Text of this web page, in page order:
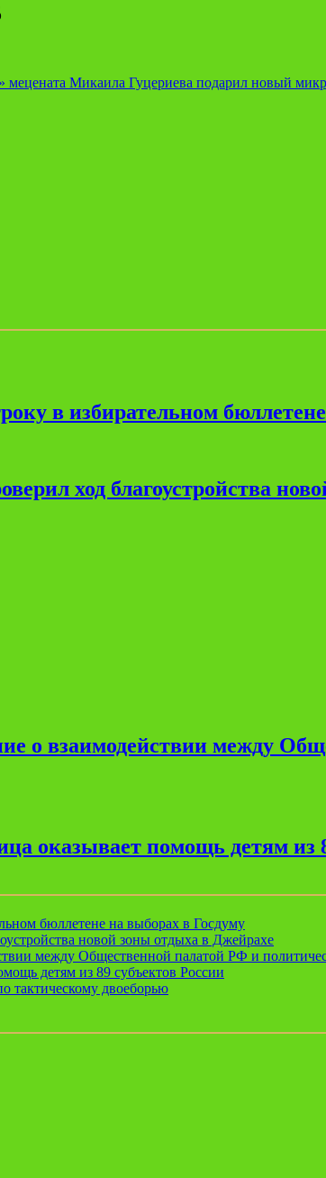
Микаила Гуцериева подарил новый
в избирательном
ход благоустройства
о взаимодействии между
оказывает помощь детям из
бюллетене на выборах в Госдуму
новой зоны отдыха в Джейрахе
между Общественной палатой РФ и
детям из 89 субъектов России
тактическому двоеборью